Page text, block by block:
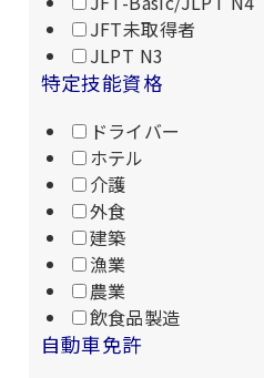
JFT未取得者
JLPT N3
特定技能資格
ドライバー
ホテル
介護
外食
建築
漁業
農業
飲食品製造
自動車免許